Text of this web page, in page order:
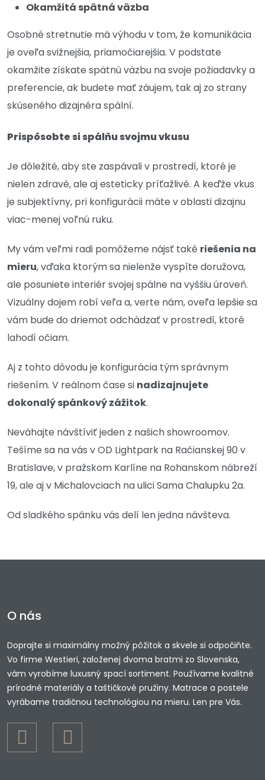
Okamžitá spätná väzba
Osobné stretnutie má výhodu v tom, že komunikácia
je oveľa svižnejšia, priamočiarejšia. V podstate
okamžite získate spätnú väzbu na svoje požiadavky a
preferencie, ak budete mať záujem, tak aj zo strany
skúseného dizajnéra spální.
Prispôsobte si spálňu svojmu vkusu
Je dôležité, aby ste zaspávali v prostredí, ktoré je
nielen zdravé, ale aj esteticky príťažlivé. A keďže vkus
je subjektívny, pri konfigurácii máte v oblasti dizajnu
viac-menej voľnú ruku.
My vám veľmi radi pomôžeme nájsť také riešenia na
mieru, vďaka ktorým sa nielenže vyspíte doružova,
ale posuniete interiér svojej spálne na vyššiu úroveň.
Vizuálny dojem robí veľa a, verte nám, oveľa lepšie sa
vám bude do driemot odchádzať v prostredí, ktoré
lahodí očiam.
Aj z tohto dôvodu je konfigurácia tým správnym
riešením. V reálnom čase si nadizajnujete
dokonalý spánkový zážitok.
Neváhajte návštíviť jeden z našich showroomov.
Tešíme sa na vás v OD Lightpark na Račianskej 90 v
Bratislave, v pražskom Karlíne na Rohanskom nábreží
19, ale aj v Michalovciach na ulici Sama Chalupku 2a.
Od sladkého spánku vás delí len jedna návšteva.
O nás
Doprajte si maximálny možný pôžitok a skvele si odpočiňte.
Vo firme Westieri, založenej dvoma bratmi zo Slovenska,
vám vyrobíme luxusný spací sortiment. Používame kvalitné
prírodné materiály a taštičkové pružiny. Matrace a postele
vyrábame tradičnou technológiou na mieru. Len pre Vás.